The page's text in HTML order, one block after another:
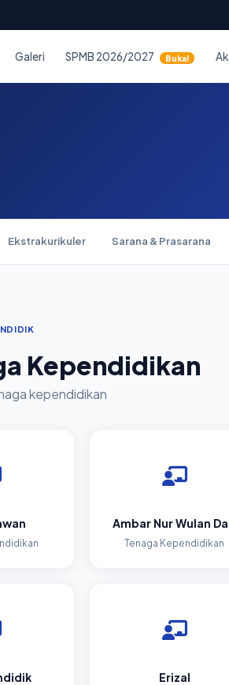
Galeri SPMB 2026/2027 Buka!
Ekstrakurikuler Sarana & Prasarana
Kependidikan
kependidikan
Ambar Nur Wulan
Tenaga Kependidikan
Erizal